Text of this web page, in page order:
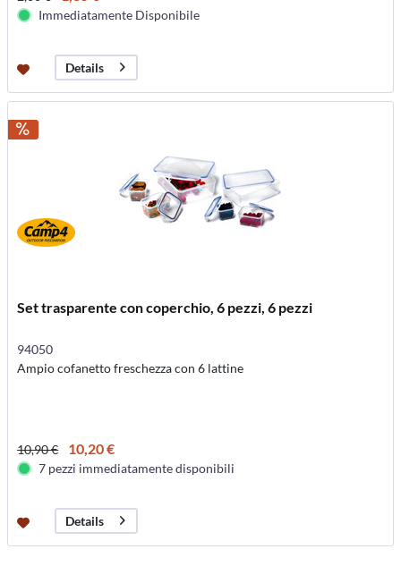
Immediatamente Disponibile
Details
Set trasparente con coperchio, 6 pezzi, 6 pezzi
94050
Ampio cofanetto freschezza con 6 lattine
10,90 € 10,20 €
7 pezzi immediatamente disponibili
Details